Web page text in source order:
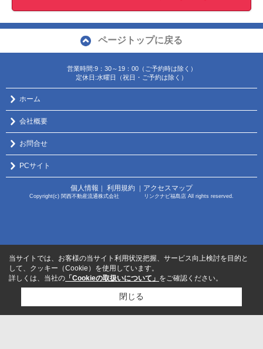
ページトップに戻る
営業時間:9：30～19：00（ご予約時は除く）
定休日:水曜日（祝日・ご予約は除く）
ホーム
会社概要
お問合せ
PCサイト
個人情報 ｜ 利用規約 ｜ アクセスマップ
Copyright(c) 関西不動産流通株式会社 リンクナビ福島店 All rights reserved.
当サイトでは、お客様の当サイト利用状況把握、サービス向上検討を目的と
して、クッキー（Cookie）を使用しています。
詳しくは、当社の 「Cookieの取扱いについて」 をご確認ください。
閉じる